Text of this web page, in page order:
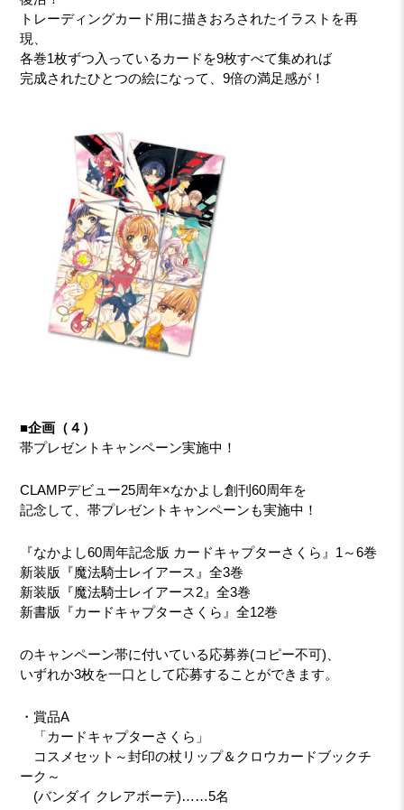
トレーディングカード用に描きおろされたイラストを再
現、
各巻1枚ずつ入っているカードを9枚すべて集めれば
完成されたひとつの絵になって、9倍の満足感が！
■企画（４）
帯プレゼントキャンペーン実施中！
CLAMPデビュー25周年×なかよし創刊60周年を
記念して、帯プレゼントキャンペーンも実施中！
『なかよし60周年記念版 カードキャプターさくら』1～6巻
新装版『魔法騎士レイアース』全3巻
新装版『魔法騎士レイアース2』全3巻
新書版『カードキャプターさくら』全12巻
のキャンペーン帯に付いている応募券(コピー不可)、
いずれか3枚を一口として応募することができます。
・賞品A
「カードキャプターさくら」
コスメセット～封印の杖リップ＆クロウカードブックチ
ーク～
(バンダイ クレアボーテ)……5名